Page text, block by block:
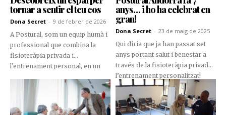
tornar a sentir el teu cos
Dona Secret - 9 de febrer de 2026
A Postural, som un equip humà i
professional que combina la
fisioteràpia privada i
l’entrenament personal, en un
sales privades, on cada detall
anys… i ho ha celebrat en
gran!
Dona Secret - 23 de maig de 2025
Qui diria que ja han passat set
anys portant salut i benestar a
través de la fisioteràpia privada i
l’entrenament personalitzat!
Postural Andorra ho ha celebrat
amb una vetllada informal però
plena de bon rotllo, on clients,